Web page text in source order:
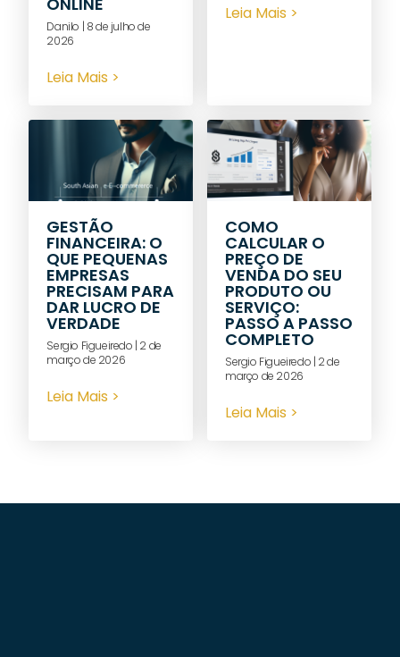
Danilo 8 de julho de
2026
Leia Mais >
Leia Mais >
GESTÃO
FINANCEIRA: O
QUE PEQUENAS
EMPRESAS
PRECISAM PARA
DAR LUCRO DE
VERDADE
Sergio Figueiredo 2 de
março de 2026
Leia Mais >
COMO
CALCULAR O
PREÇO DE
VENDA DO SEU
PRODUTO OU
SERVIÇO:
PASSO A PASSO
COMPLETO
Sergio Figueiredo 2 de
março de 2026
Leia Mais >